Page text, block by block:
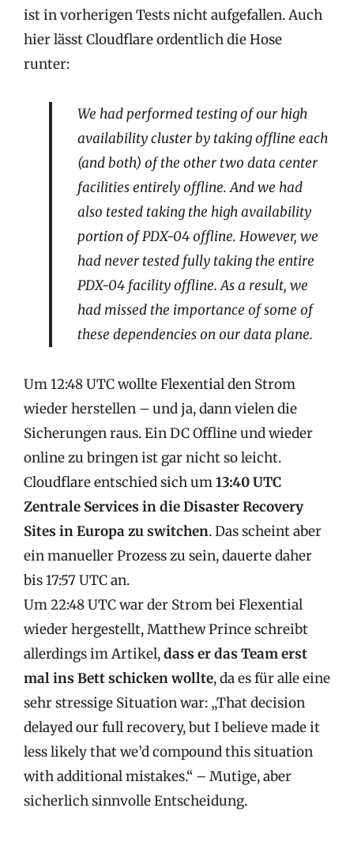
ist in vorherigen Tests nicht aufgefallen. Auch
hier lässt Cloudflare ordentlich die Hose
runter:
We had performed testing of our high
availability cluster by taking offline each
(and both) of the other two data center
facilities entirely offline. And we had
also tested taking the high availability
portion of PDX-04 offline. However, we
had never tested fully taking the entire
PDX-04 facility offline. As a result, we
had missed the importance of some of
these dependencies on our data plane.
Um 12:48 UTC wollte Flexential den Strom
wieder herstellen – und ja, dann vielen die
Sicherungen raus. Ein DC Offline und wieder
online zu bringen ist gar nicht so leicht.
Cloudflare entschied sich um13:40 UTC
Zentrale Services in die Disaster Recovery
Sites in Europa zu switchen. Das scheint aber
ein manueller Prozess zu sein, dauerte daher
bis 17:57 UTC an.
Um 22:48 UTC war der Strom bei Flexential
wieder hergestellt, Matthew Prince schreibt
allerdings im Artikel,dass er das Team erst
mal ins Bett schicken wollte, da es für alle eine
sehr stressige Situation war: „That decision
delayed our full recovery, but I believe made it
less likely that we’d compound this situation
with additional mistakes.“ – Mutige, aber
sicherlich sinnvolle Entscheidung.